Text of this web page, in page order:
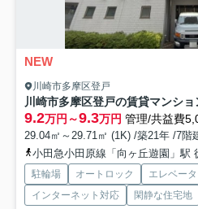
NEW
川崎市多摩区登戸
川崎市多摩区登戸の賃貸マンショ
9.2万円～9.3万円 管理/共益費
29.04㎡～29.71㎡ (1K) /築21年 /7階
小田急小田原線「向ヶ丘遊園」駅
駐輪場 オートロック エレベー
インターネット対応
閑静な住宅地